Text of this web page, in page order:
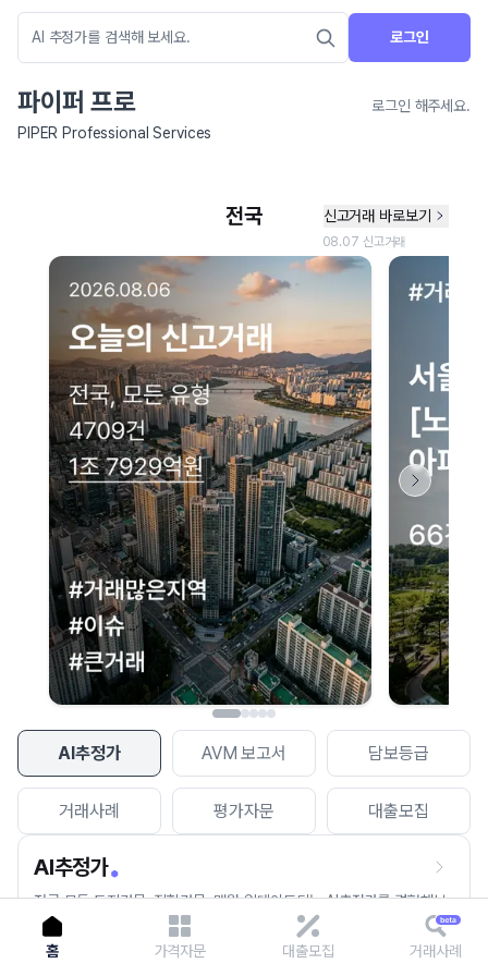
로그인
파이퍼 프로
로그인 해주세요.
PIPER Professional Services
AI추정가 AVM 보고서 담보등급
거래사례 평가자문 대출모집
AI추정가
전국 모든 토지건물, 집합건물, 매월 업데이트되는 AI추정가를 경험해보
세요.
네이버 지도 연결 안내
현재 네이버 지도 연결이 원활하지 않아 지도를 불러올 수 없습니다.
이용에 불편을 드려 죄송합니다.
다시 시도
홈 가격자문 대출모집 거래사례